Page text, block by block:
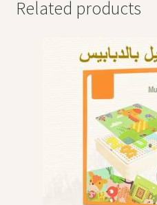
Related products